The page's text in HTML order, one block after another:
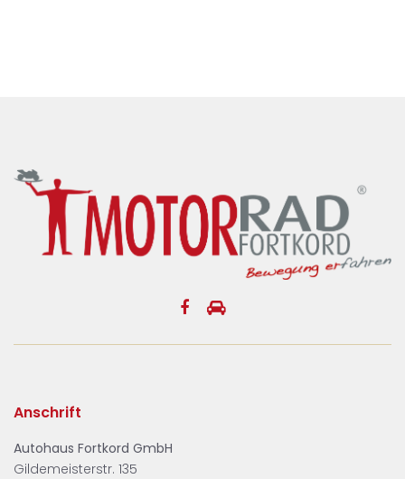
Anschrift
Autohaus Fortkord GmbH
Gildemeisterstr. 135